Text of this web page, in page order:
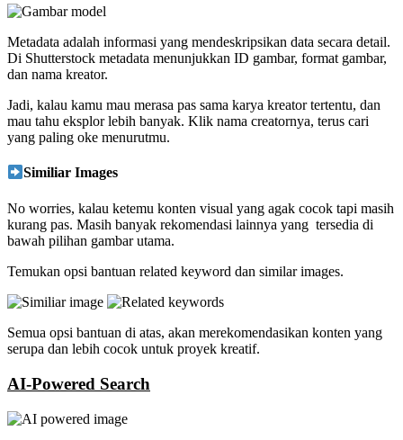
Metadata adalah informasi yang mendeskripsikan data secara detail.
Di Shutterstock metadata menunjukkan ID gambar, format gambar,
dan nama kreator.
Jadi, kalau kamu mau merasa pas sama karya kreator tertentu, dan
mau tahu eksplor lebih banyak. Klik nama creatornya, terus cari
yang paling oke menurutmu.
Similiar Images
No worries, kalau ketemu konten visual yang agak cocok tapi masih
kurang pas. Masih banyak rekomendasi lainnya yang tersedia di
bawah pilihan gambar utama.
Temukan opsi bantuan related keyword dan similar images.
Semua opsi bantuan di atas, akan merekomendasikan konten yang
serupa dan lebih cocok untuk proyek kreatif.
AI-Powered Search